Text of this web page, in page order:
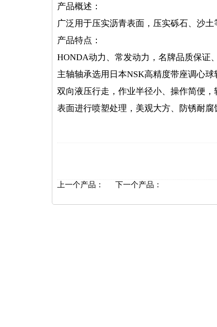
产品概述：
广泛用于压实沥青表面，压实砾石、沙
产品特点：
HONDA动力、常发动力，名牌品质保证
主轴轴承选用日本NSK高精度带座调心
双向液压行走，作业半径小、操作简便，
表面进行喷塑处理，美观大方、防锈耐腐
上一个产品： 下一个产品：